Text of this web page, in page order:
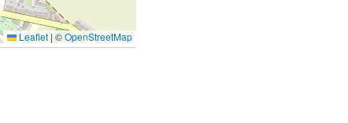
Leaflet |©OpenStreetMap